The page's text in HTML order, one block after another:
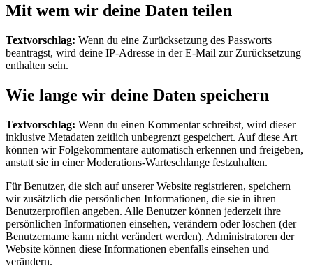
Mit wem wir deine Daten teilen
Textvorschlag: Wenn du eine Zurücksetzung des Passworts
beantragst, wird deine IP-Adresse in der E-Mail zur Zurücksetzung
enthalten sein.
Wie lange wir deine Daten speichern
Textvorschlag: Wenn du einen Kommentar schreibst, wird dieser
inklusive Metadaten zeitlich unbegrenzt gespeichert. Auf diese Art
können wir Folgekommentare automatisch erkennen und freigeben,
anstatt sie in einer Moderations-Warteschlange festzuhalten.
Für Benutzer, die sich auf unserer Website registrieren, speichern
wir zusätzlich die persönlichen Informationen, die sie in ihren
Benutzerprofilen angeben. Alle Benutzer können jederzeit ihre
persönlichen Informationen einsehen, verändern oder löschen (der
Benutzername kann nicht verändert werden). Administratoren der
Website können diese Informationen ebenfalls einsehen und
verändern.